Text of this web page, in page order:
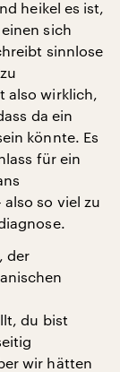
heikel es ist,
sich
sinnlose
also wirklich,
da ein
könnte. Es
für ein
so viel zu
der
du bist
wir hätten